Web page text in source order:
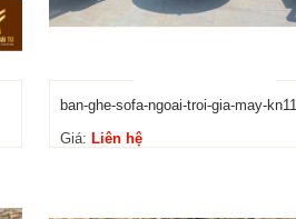
ban-ghe-sofa-ngoai-troi-gia-may-kn11
Giá: Liên hệ